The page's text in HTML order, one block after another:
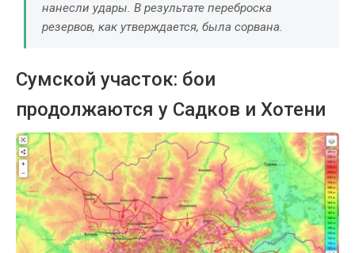
нанесли удары. В результате переброска
резервов, как утверждается, была сорвана.
Сумской участок: бои
продолжаются у Садков и Хотени